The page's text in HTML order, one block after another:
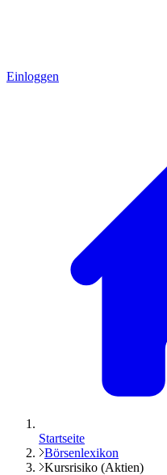
Einloggen
Startseite
Börsenlexikon
Kursrisiko (Aktien)